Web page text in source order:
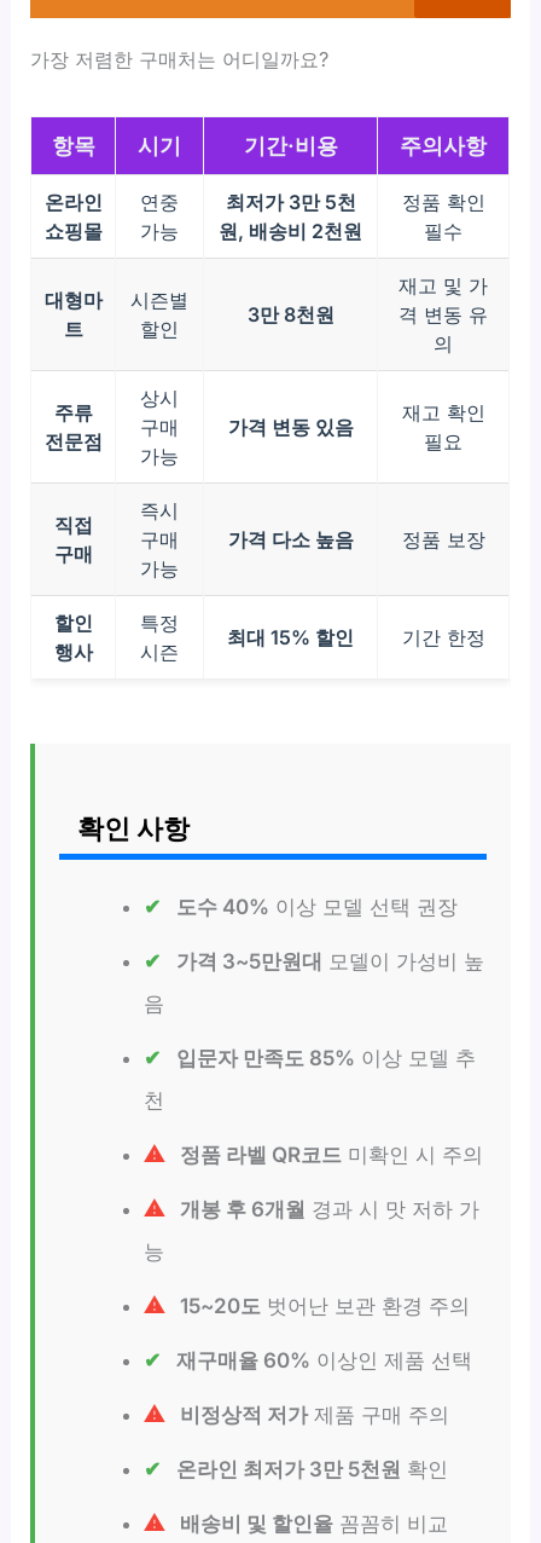
가장 저렴한 구매처는 어디일까요?
항목 시기 기간·비용 주의사항
온라인
쇼핑몰
연중
가능
최저가 3만 5천
원, 배송비 2천원
정품 확인
필수
대형마
트
시즌별
할인
3만 8천원
재고 및 가
격 변동 유
의
주류
전문점
상시
구매
가능
가격 변동 있음
재고 확인
필요
직접
구매
즉시
구매
가능
가격 다소 높음 정품 보장
할인
행사
특정
시즌
최대 15% 할인 기간 한정
확인 사항
도수 40% 이상 모델 선택 권장
가격 3~5만원대 모델이 가성비 높
음
입문자 만족도 85% 이상 모델 추
천
정품 라벨 QR코드미확인 시 주의
개봉 후 6개월 경과 시 맛 저하 가
능
15~20도벗어난 보관 환경 주의
재구매율 60% 이상인 제품 선택
비정상적 저가제품 구매 주의
온라인 최저가 3만 5천원 확인
배송비 및 할인율꼼꼼히 비교